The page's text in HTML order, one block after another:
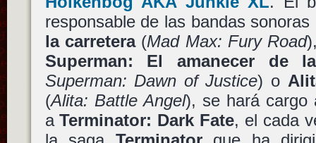
responsable de las bandas
la carretera(Mad Max: Fury Road
Superman: El amanecer de
Superman: Dawn of Justice) o
(Alita: Battle Angel), se hará cargo
aTerminator: Dark Fate, el cada